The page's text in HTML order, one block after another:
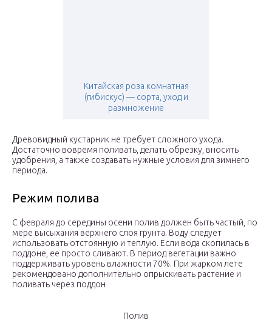
Китайская роза комнатная
(гибискус) — сорта, уход и
размножение
Древовидный кустарник не требует сложного ухода.
Достаточно вовремя поливать, делать обрезку, вносить
удобрения, а также создавать нужные условия для зимнего
периода.
Режим полива
С февраля до середины осени полив должен быть частый, по
мере высыхания верхнего слоя грунта. Воду следует
использовать отстоянную и теплую. Если вода скопилась в
поддоне, ее просто сливают. В период вегетации важно
поддерживать уровень влажности 70%. При жарком лете
рекомендовано дополнительно опрыскивать растение и
поливать через поддон
Полив